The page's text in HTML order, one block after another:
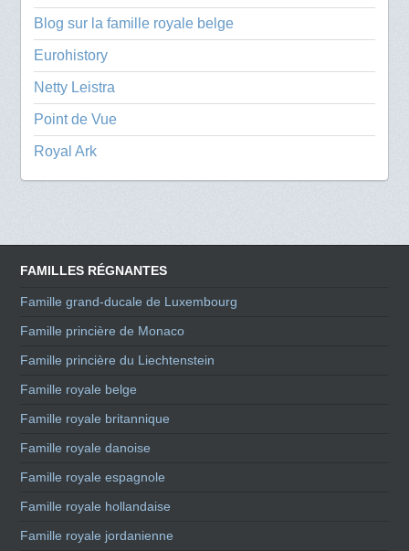
Blog sur la famille royale belge
Eurohistory
Netty Leistra
Point de Vue
Royal Ark
FAMILLES RÉGNANTES
Famille grand-ducale de Luxembourg
Famille princière de Monaco
Famille princière du Liechtenstein
Famille royale belge
Famille royale britannique
Famille royale danoise
Famille royale espagnole
Famille royale hollandaise
Famille royale jordanienne